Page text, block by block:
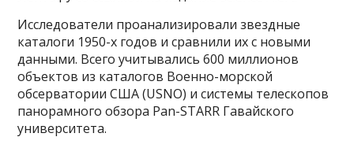
Исследователи проанализировали звездные
каталоги 1950-х годов и сравнили их с новыми
данными. Всего учитывались 600 миллионов
объектов из каталогов Военно-морской
обсерватории США (USNO) и системы телескопов
панорамного обзора Pan-STARR Гавайского
университета.